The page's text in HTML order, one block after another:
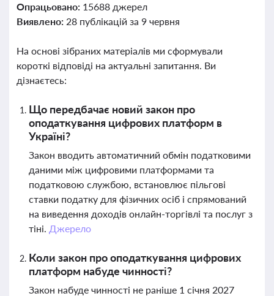
Опрацьовано: 15688 джерел
Виявлено: 28 публікацій за 9 червня
На основі зібраних матеріалів ми сформували
короткі відповіді на актуальні запитання. Ви
дізнаєтесь:
Що передбачає новий закон про
оподаткування цифрових платформ в
Україні?
Закон вводить автоматичний обмін податковими
даними між цифровими платформами та
податковою службою, встановлює пільгові
ставки податку для фізичних осіб і спрямований
на виведення доходів онлайн-торгівлі та послуг з
тіні. Джерело
Коли закон про оподаткування цифрових
платформ набуде чинності?
Закон набуде чинності не раніше 1 січня 2027